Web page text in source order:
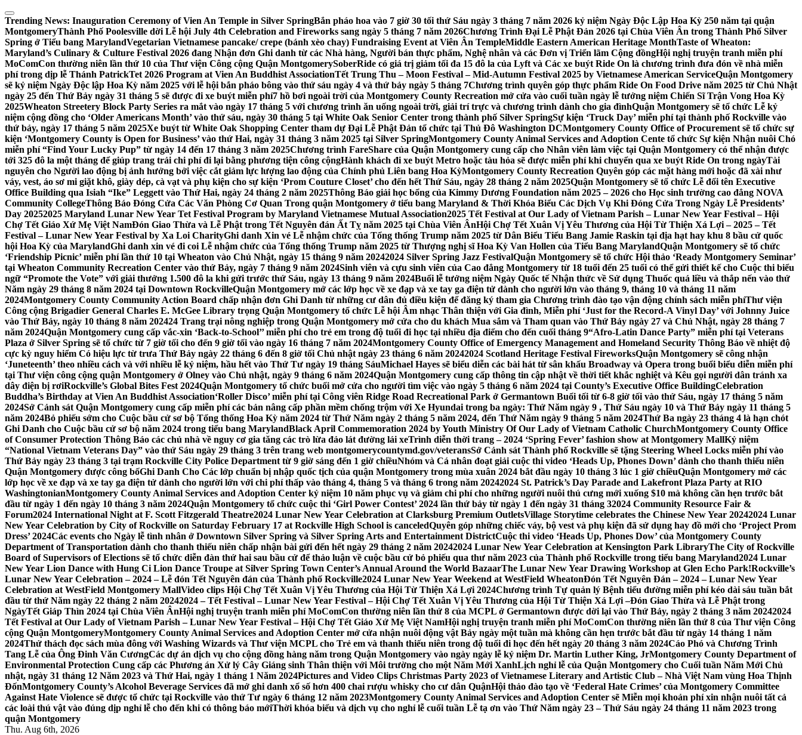
Skip
to
content
Trending News: Inauguration Ceremony of Vien An Temple in Silver SpringBắn pháo hoa vào 7 giờ 30 tối thứ Sáu ngày 3 tháng 7 năm 2026 kỷ niệm Ngày Độc Lập Hoa Kỳ 250 năm tại quận
MontgomeryThành Phố Poolesville dời Lễ hội July 4th Celebration and Fireworks sang ngày 5 tháng 7 năm 2026Chương Trình Đại Lễ Phật Đản 2026 tại Chùa Viên Ân trong Thành Phố Silver
Spring ở Tiểu bang MarylandVegetarian Vietnamese pancake/ crepe (bánh xèo chay) Fundraising Event at Viên Ân TempleMiddle Eastern American Heritage MonthTaste of Wheaton:
Maryland’s Culinary & Culture Festival 2026 đang Nhận đơn Ghi danh từ các Nhà hàng, Người bán thực phẩm, Nghệ nhân và các Đơn vị Triển lãm Cộng đồngHội nghị truyện tranh miễn phí
MoComCon thường niên lần thứ 10 của Thư viện Công cộng Quận MontgomerySoberRide có giá trị giảm tối đa 15 đô la của Lyft và Các xe buýt Ride On là chương trình đưa đón về nhà miễn
phí trong dịp lễ Thánh PatrickTet 2026 Program at Vien An Buddhist AssociationTết Trung Thu – Moon Festival – Mid-Autumn Festival 2025 by Vietnamese American ServiceQuận Montgomery
sẽ kỷ niệm Ngày Độc lập Hoa Kỳ năm 2025 với lễ hội bắn pháo bông vào thứ sáu ngày 4 và thứ bảy ngày 5 tháng 7Chương trình quyên góp thực phẩm Ride On Food Drive năm 2025 từ Chủ Nhật
ngày 25 đến Thứ Bảy ngày 31 tháng 5 sẽ được đi xe buýt miễn phí7 hồ bơi ngoài trời của Montgomery County Recreation mở cửa vào cuối tuần ngày lễ tưởng niệm Chiến Sĩ Trận Vong Hoa Kỳ
2025Wheaton Streetery Block Party Series ra mắt vào ngày 17 tháng 5 với chương trình ăn uống ngoài trời, giải trí trực và chương trình dành cho gia đìnhQuận Montgomery sẽ tổ chức Lễ kỷ
niệm cộng đồng cho ‘Older Americans Month’ vào thứ sáu, ngày 30 tháng 5 tại White Oak Senior Center trong thành phố Silver SpringSự kiện ‘Truck Day’ miễn phí tại thành phố Rockville vào
thứ bảy, ngày 17 tháng 5 năm 2025Xe buýt từ White Oak Shopping Center tham dự Đại Lễ Phật Đản tổ chức tại Thủ Đô Washington DCMontgomery County Office of Procurement sẽ tổ chức sự
kiện ‘Montgomery County is Open for Business’ vào thứ Hai, ngày 31 tháng 3 năm 2025 tại Silver SpringMontgomery County Animal Services and Adoption Cente tổ chức Sự kiện Nhận nuôi Chó
miễn phí “Find Your Lucky Pup” từ ngày 14 đến 17 tháng 3 năm 2025Chương trình FareShare của Quận Montgomery cung cấp cho Nhân viên làm việc tại Quận Montgomery có thể nhận được
tới 325 đô la một tháng để giúp trang trải chi phí đi lại bằng phương tiện công cộngHành khách đi xe buýt Metro hoặc tàu hỏa sẽ được miễn phí khi chuyển qua xe buýt Ride On trong ngàyTài
nguyên cho Người lao động bị ảnh hưởng bởi việc cắt giảm lực lượng lao động của Chính phủ Liên bang Hoa KỳMontgomery County Recreation Quyên góp các mặt hàng mới hoặc đã xài như
váy, vest, áo sơ mi giặt khô, giày dép, cà vạt và phụ kiện cho sự kiện ‘Prom Couture Closet’ cho đến hết Thứ Sáu, ngày 28 tháng 2 năm 2025Quận Montgomery sẽ tổ chức Lễ đổi tên Executive
Office Building qua Isiah “Ike” Leggett vào Thứ Hai, ngày 24 tháng 2 năm 2025Thông Báo giải học bổng của Kimmy Dương Foundation năm 2025 – 2026 cho Học sinh trường cao đẳng NOVA
Community CollegeThông Báo Đóng Cửa Các Văn Phòng Cơ Quan Trong quận Montgomery ở tiểu bang Maryland & Thời Khóa Biểu Các Dịch Vụ Khi Đóng Cửa Trong Ngày Lễ Presidents’
Day 20252025 Maryland Lunar New Year Tet Festival Program by Maryland Vietnamese Mutual Association2025 Tết Festival at Our Lady of Vietnam Parish – Lunar New Year Festival – Hội
Chợ Tết Giáo Xứ Mẹ Việt NamĐón Giao Thừa và Lễ Phật trong Tết Nguyên đán Ất Tỵ năm 2025 tại Chùa Viên ÂnHội Chợ Tết Xuân Vị Yêu Thương của Hội Từ Thiện Xá Lợi – 2025 – Tết
Festival – Lunar New Year Festival by Xa Loi CharityGhi danh Xin vé Lễ nhậm chức của Tổng thống Trump năm 2025 từ Dân Biểu Tiểu Bang Jamie Raskin tại địa hạt hay khu 8 bầu cử quốc
hội Hoa Kỳ của MarylandGhi danh xin vé đi coi Lễ nhậm chức của Tổng thống Trump năm 2025 từ Thượng nghị sĩ Hoa Kỳ Van Hollen của Tiểu Bang MarylandQuận Montgomery sẽ tổ chức
‘Friendship Picnic’ miễn phí lần thứ 10 tại Wheaton vào Chủ Nhật, ngày 15 tháng 9 năm 20242024 Silver Spring Jazz FestivalQuận Montgomery sẽ tổ chức Hội thảo ‘Ready Montgomery Seminar’
tại Wheaton Community Recreation Center vào thứ Bảy, ngày 7 tháng 9 năm 2024Sinh viên và cựu sinh viên của Cao đẳng Montgomery từ 18 tuổi đến 25 tuổi có thể gửi thiết kế cho Cuộc thi biểu
ngữ “Promote the Vote” với giải thưởng 1.500 đô la khi gửi trước thứ Sáu, ngày 13 tháng 9 năm 2024Buổi lễ tưởng niệm Ngày Quốc tế Nhận thức về Sử dụng Thuốc quá liều và thắp nến vào thứ
Năm ngày 29 tháng 8 năm 2024 tại Downtown RockvilleQuận Montgomery mở các lớp học về xe đạp và xe tay ga điện tử dành cho người lớn vào tháng 9, tháng 10 và tháng 11 năm
2024Montgomery County Community Action Board chấp nhận đơn Ghi Danh từ những cư dân đủ điều kiện để đăng ký tham gia Chương trình đào tạo vận động chính sách miễn phíThư viện
Công cộng Brigadier General Charles E. McGee Library trọng Quận Montgomery tổ chức Lễ hội Âm nhạc Thân thiện với Gia đình, Miễn phí ‘Just for the Record-A Vinyl Day’ với Johnny Juice
vào Thứ Bảy, ngày 10 tháng 8 năm 202424 Trang trại nông nghiệp trong Quận Montgomery mở cửa cho du khách Mua sắm và Tham quan vào Thứ Bảy ngày 27 và Chủ Nhật, ngày 28 tháng 7
năm 2024Quận Montgomery cung cấp vắc-xin ‘Back-to-School’’ miễn phí cho trẻ em trong độ tuổi đi học tại nhiều địa điểm cho đến cuối tháng 9“Afro-Latin Dance Party” miễn phí tại Veterans
Plaza ở Silver Spring sẽ tổ chức từ 7 giờ tối cho đến 9 giờ tối vào ngày 16 tháng 7 năm 2024Montgomery County Office of Emergency Management and Homeland Security Thông Báo về nhiệt độ
cực kỳ nguy hiểm Có hiệu lực từ trưa Thứ Bảy ngày 22 tháng 6 đến 8 giờ tối Chủ nhật ngày 23 tháng 6 năm 20242024 Scotland Heritage Festival FireworksQuận Montgomery sẽ công nhận
‘Juneteenth’ theo nhiều cách và với nhiều lễ kỷ niệm, hầu hết vào Thứ Tư ngày 19 tháng SáuMichael Hayes sẽ biểu diễn các bài hát từ sân khấu Broadway và Opera trong buổi biểu diễn miễn phí
tại Thư viện công cộng quận Montgomery ở Olney vào Chủ nhật, ngày 9 tháng 6 năm 2024Quận Montgomery cung cấp thông tin cập nhật về thời tiết khắc nghiệt và Kêu gọi người dân tránh xa
dây điện bị rơiRockville’s Global Bites Fest 2024Quận Montgomery tổ chức buổi mở cửa cho người tìm việc vào ngày 5 tháng 6 năm 2024 tại County’s Executive Office BuildingCelebration
Buddha’s Birthday at Vien An Buddhist Association‘Roller Disco’ miễn phí tại Công viên Ridge Road Recreational Park ở Germantown Buổi tối từ 6-8 giờ tối vào thứ Sáu, ngày 17 tháng 5 năm
2024Sở Cảnh sát Quận Montgomery cung cấp miễn phí các bản nâng cấp phần mềm chống trộm với Xe Hyundai trong ba ngày: Thứ Năm ngày 9 , Thứ Sáu ngày 10 và Thứ Bảy ngày 11 tháng 5
năm 2024Bỏ phiếu sớm cho Cuộc bầu cử sơ bộ Tổng thống Hoa Kỳ năm 2024 từ Thứ Năm ngày 2 tháng 5 năm 2024, đến Thứ Năm ngày 9 tháng 5 năm 2024Thứ Ba ngày 23 tháng 4 là hạn chót
Ghi Danh cho Cuộc bầu cử sơ bộ năm 2024 trong tiểu bang MarylandBlack April Commemoration 2024 by Youth Ministry Of Our Lady of Vietnam Catholic ChurchMontgomery County Office
of Consumer Protection Thông Báo các chủ nhà về nguy cơ gia tăng các trò lừa đảo lát đường lái xeTrình diễn thời trang – 2024 ‘Spring Fever’ fashion show at Montgomery MallKỷ niệm
“National Vietnam Veterans Day” vào thứ Sáu ngày 29 tháng 3 trên trang web montgomerycountymd.gov/veteransSở Cảnh sát Thành phố Rockville sẽ tặng Steering Wheel Locks miễn phí vào
Thứ Bảy ngày 23 tháng 3 tại trạm Rockville City Police Department từ 9 giờ sáng đến 1 giờ chiềuNhóm và Cá nhân đoạt giải cuộc thi video ‘Heads Up, Phones Down’ dành cho thanh thiếu niên
Quận Montgomery được công bốGhi Danh Cho Các lớp chuẩn bị nhập quốc tịch của quận Montgomery trong mùa xuân 2024 bắt đầu ngày 10 tháng 3 lúc 1 giờ chiềuQuận Montgomery mở các
lớp học về xe đạp và xe tay ga điện tử dành cho người lớn với chi phí thấp vào tháng 4, tháng 5 và tháng 6 trong năm 20242024 St. Patrick’s Day Parade and Lakefront Plaza Party at RIO
WashingtonianMontgomery County Animal Services and Adoption Center kỷ niệm 10 năm phục vụ và giảm chi phí cho những người nuôi thú cưng mới xuống $10 mà không cần hẹn trước bắt
đầu từ ngày 1 đến ngày 10 tháng 3 năm 2024Quận Montgomery tổ chức cuộc thi ‘Girl Power Contest’ 2024 lần thứ bảy từ ngày 1 đến ngày 31 tháng 32024 Community Resource Fair &
Forum2024 International Night at F. Scott Fitzgerald Theatre2024 Lunar New Year Celebration at Clarksburg Premium OutletsVillage Storytime celebrates the Chinese New Year 20242024 Lunar
New Year Celebration by City of Rockville on Saturday February 17 at Rockville High School is canceledQuyên góp những chiếc váy, bộ vest và phụ kiện đã sử dụng hay đồ mới cho ‘Project Prom
Dress’ 2024Các events cho Ngày lễ tình nhân ở Downtown Silver Spring và Silver Spring Arts and Entertainment DistrictCuộc thi video ‘Heads Up, Phones Dow’ của Montgomery County
Department of Transportation dành cho thanh thiếu niên chấp nhận bài gửi đến hết ngày 29 tháng 2 năm 20242024 Lunar New Year Celebration at Kensington Park LibraryThe City of Rockville
Board of Supervisors of Elections sẽ tổ chức diễn đàn thứ hai sau bầu cử để thảo luận về cuộc bầu cử bỏ phiếu qua thư năm 2023 của Thành phố Rockville trong tiểu bang Maryland2024 Lunar
New Year Lion Dance with Hung Ci Lion Dance Troupe at Silver Spring Town Center’s Annual Around the World BazaarThe Lunar New Year Drawing Workshop at Glen Echo Park!Rockville’s
Lunar New Year Celebration – 2024 – Lễ đón Tết Nguyên đán của Thành phố Rockville2024 Lunar New Year Weekend at WestField WheatonĐón Tết Nguyên Đán – 2024 – Lunar New Year
Celebration at WestField Montgomery MallVideo clips Hội Chợ Tết Xuân Vị Yêu Thương của Hội Từ Thiện Xá Lợi 2024Chương trình Tự quản lý Bệnh tiểu đường miễn phí kéo dài sáu tuần bắt
đầu từ thứ Năm ngày 22 tháng 2 năm 20242024 – Tết Festival – Lunar New Year Festival – Hội Chợ Tết Xuân Vị Yêu Thương của Hội Từ Thiện Xá Lợi –Đón Giao Thừa và Lễ Phật trong
NgàyTết Giáp Thìn 2024 tại Chùa Viên ÂnHội nghị truyện tranh miễn phí MoComCon thường niên lần thứ 8 của MCPL ở Germantown được dời lại vào Thứ Bảy, ngày 2 tháng 3 năm 20242024
Tết Festival at Our Lady of Vietnam Parish – Lunar New Year Festival – Hội Chợ Tết Giáo Xứ Mẹ Việt NamHội nghị truyện tranh miễn phí MoComCon thường niên lần thứ 8 của Thư viện Công
cộng Quận MontgomeryMontgomery County Animal Services and Adoption Center mở cửa nhận nuôi động vật Bảy ngày một tuần mà không cần hẹn trước bắt đầu từ ngày 14 tháng 1 năm
2024Thử thách đọc sách mùa đông với Washing Wizards và Thư viện MCPL cho Trẻ em và thanh thiếu niên trong độ tuổi đi học đến hết ngày 20 tháng 3 năm 2024Cáo Phó và Chương Trình
Tang Lễ của Ông Đinh Văn CươngCác dự án dịch vụ cho cộng đồng hàng năm trong Quận Montgomery vào ngày ngày lễ kỷ niệm Dr. Martin Luther King, JrMontgomery County Department of
Environmental Protection Cung cấp các Phương án Xử lý Cây Giáng sinh Thân thiện với Môi trường cho một Năm Mới XanhLịch nghỉ lễ của Quận Montgomery cho Cuối tuần Năm Mới Chủ
nhật, ngày 31 tháng 12 Năm 2023 và Thứ Hai, ngày 1 tháng 1 Năm 2024Pictures and Video Clips Christmas Party 2023 of Vietnamese Literary and Artistic Club – Nhà Việt Nam vùng Hoa Thịnh
ĐốnMontgomery County’s Alcohol Beverage Services đã mở ghi danh xổ số hơn 400 chai rượu whisky cho cư dân QuậnHội thảo đào tạo về ‘Federal Hate Crimes’ của Montgomery Committee
Against Hate Violence sẽ được tổ chức tại Rockville vào thứ Tư ngày 6 tháng 12 năm 2023Montgomery County Animal Services and Adoption Center sẽ Miễn mọi khoản phí xin nhận nuôi tất cả
các loài thú vật vào đúng dịp nghỉ lễ cho đến khi có thông báo mớiThời khóa biểu và dịch vụ cho nghỉ lễ cuối tuần Lễ tạ ơn vào Thứ Năm ngày 23 – Thứ Sáu ngày 24 tháng 11 năm 2023 trong
quận Montgomery
Thu. Aug 6th, 2026